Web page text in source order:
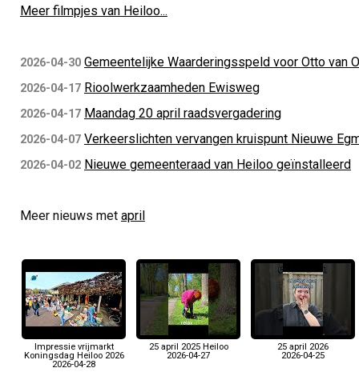
Meer filmpjes van Heiloo...
2026-04-30 Gemeentelijke Waarderingsspeld voor Otto van
2026-04-17 Rioolwerkzaamheden Ewisweg
2026-04-17 Maandag 20 april raadsvergadering
2026-04-07 Verkeerslichten vervangen kruispunt Nieuwe
2026-04-02 Nieuwe gemeenteraad van Heiloo geïnstalleerd
Meer nieuws met april
Impressie vrijmarkt
Koningsdag Heiloo 2026
2026-04-28
25 april 2025 Heiloo
2026-04-27
25 april 2026
2026-04-25